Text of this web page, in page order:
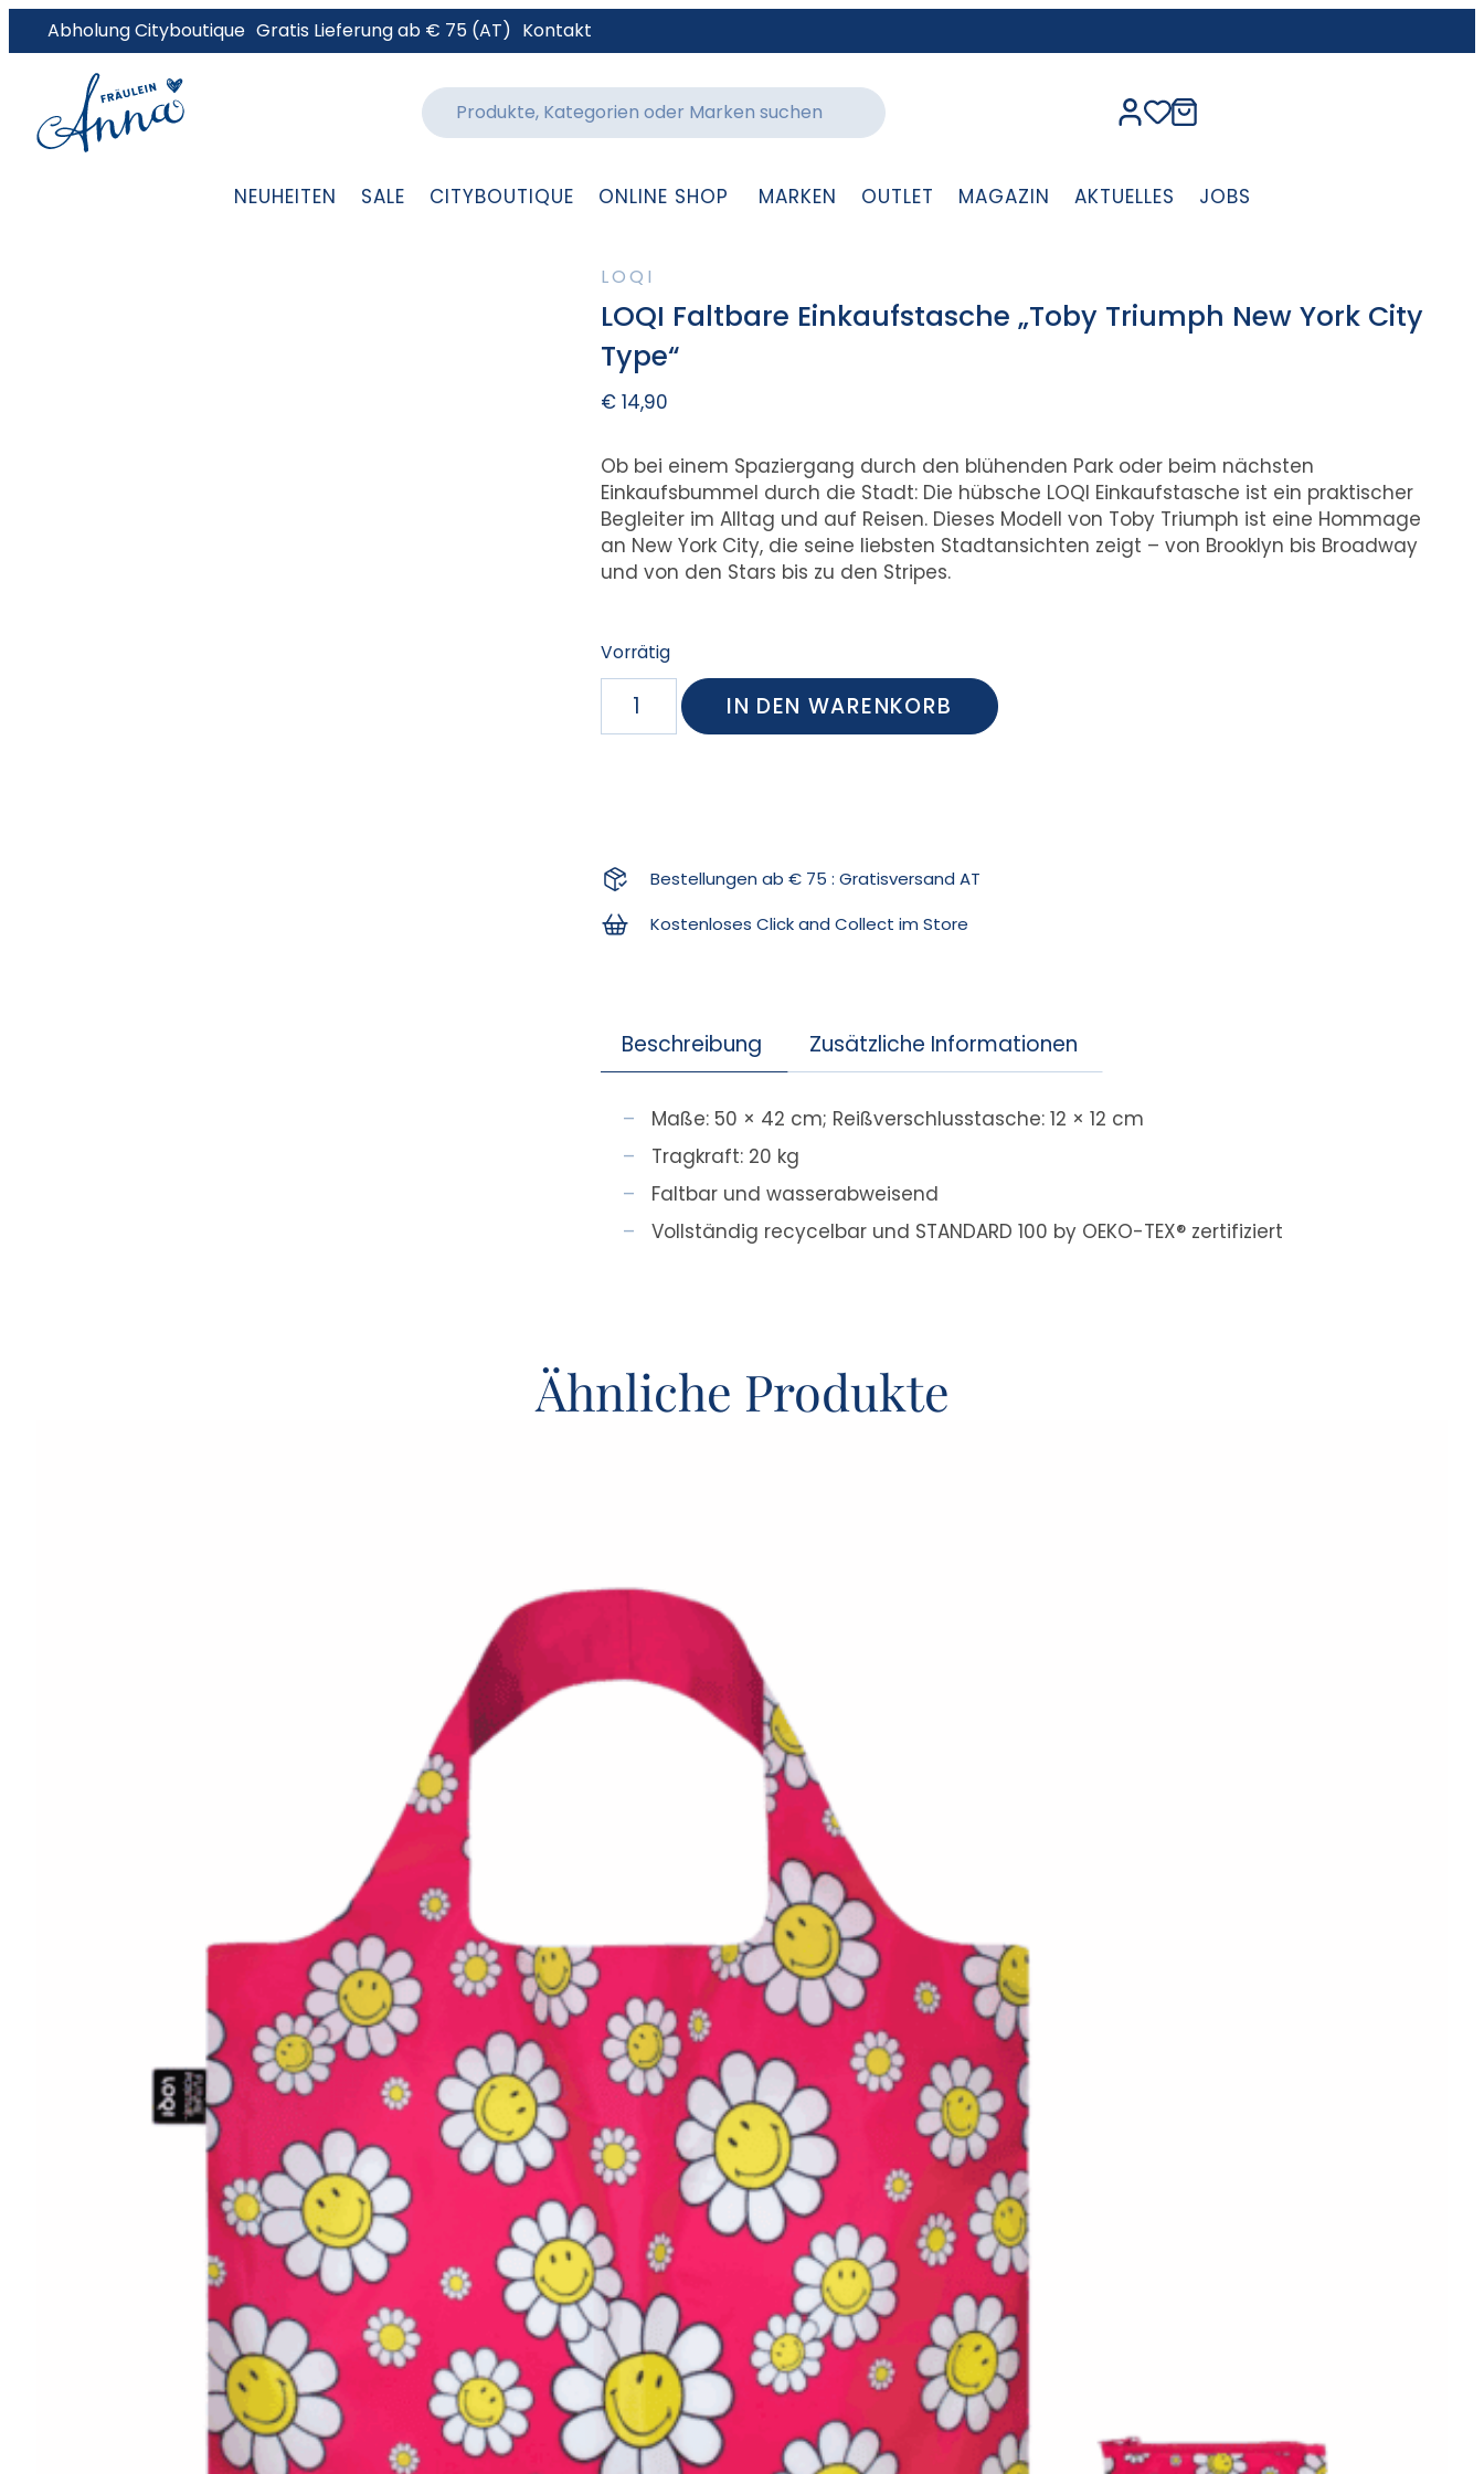
Abholung Cityboutique Gratis Lieferung ab € 75 (AT) Kontakt
NEUHEITEN SALE CITYBOUTIQUE ONLINE SHOP MARKEN OUTLET MAGAZIN AKTUELLES JOBS
LOQI
LOQI Faltbare Einkaufstasche „Toby Triumph New York City
Type“
€ 14,90
Ob bei einem Spaziergang durch den blühenden Park oder beim nächsten
Einkaufsbummel durch die Stadt: Die hübsche LOQI Einkaufstasche ist ein praktischer
Begleiter im Alltag und auf Reisen. Dieses Modell von Toby Triumph ist eine Hommage
an New York City, die seine liebsten Stadtansichten zeigt – von Brooklyn bis Broadway
und von den Stars bis zu den Stripes.
Vorrätig
IN DEN WARENKORB
Bestellungen ab € 75 : Gratisversand AT
Kostenloses Click and Collect im Store
Beschreibung Zusätzliche Informationen
Maße: 50 × 42 cm; Reißverschlusstasche: 12 × 12 cm
Tragkraft: 20 kg
Faltbar und wasserabweisend
Vollständig recycelbar und STANDARD 100 by OEKO-TEX® zertifiziert
Ähnliche Produkte